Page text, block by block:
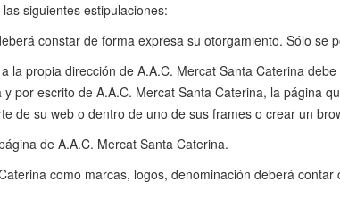
siguientes estipulaciones:
constar de forma expresa su otorgamiento. Sólo se
la propia dirección de A.A.C. Mercat Santa Caterina
por escrito de A.A.C. Mercat Santa Caterina, la página
de su web o dentro de uno de sus frames o crear un
de A.A.C. Mercat Santa Caterina.
como marcas, logos, denominación deberá